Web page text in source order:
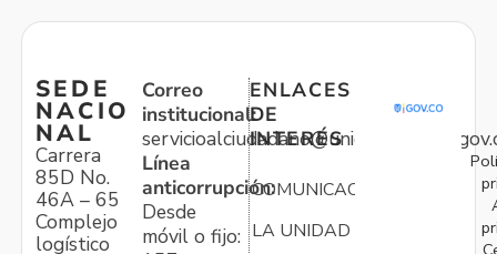
SEDE
NACIO
NAL
Carrera
85D No.
46A – 65
Complejo
logístico
Correo
institucional:
Línea
anticorrupción:
Desde
móvil o fijo:
ENLACES
DE
INTERÉS
COMUNICACIONES
LA UNIDAD